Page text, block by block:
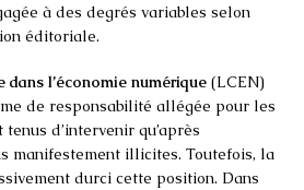
à des degrés variables selon
éditoriale.
l’économie numérique (LCEN)
de responsabilité allégée pour les
d’intervenir qu’après
manifestement illicites. Toutefois, la
durci cette position. Dans